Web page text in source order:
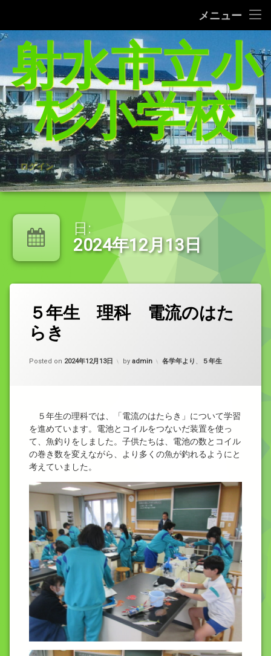
メニュー
給食レシピの紹介(1/27追加）
家庭学習支援サイトまとめ（5／21追加）
杉っ子８つの愛言葉
インターネット利用の約束/「おだいじね」ルール
学校いじめ防止基本方針
登校許可証明書
PTA規約・弔慰規約
令和8年度年間行事予定表
コ
ン
ン
ツ
へ
ス
キ
ッ
プ
射水市立小
杉小学校
ログイン
日:
2024年12月13日
５年生 理科 電流のはた
らき
Posted on 2024年12月13日 by admin カテゴリー:
各学年より 、 ５年生
５年生の理科では、「電流のはたらき」について学習
を進めています。電池とコイルをつないだ装置を使っ
て、魚釣りをしました。子供たちは、電池の数とコイル
の巻き数を変えながら、より多くの魚が釣れるようにと
考えていました。